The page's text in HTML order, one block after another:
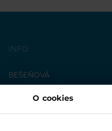
O cookies
INFO
BEŠEŇOVÁ
More informations
PROTECTION OF PERSONAL